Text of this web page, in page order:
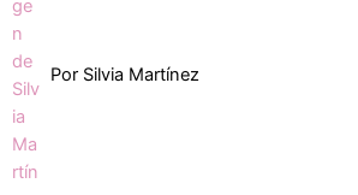
Por Silvia Martínez